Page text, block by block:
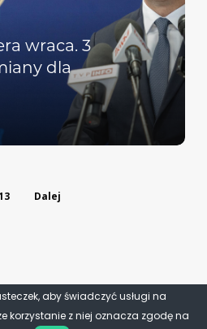
wraca. 3
dla
Dalej
aby świadczyć usługi na
korzystanie z niej oznacza zgodę na